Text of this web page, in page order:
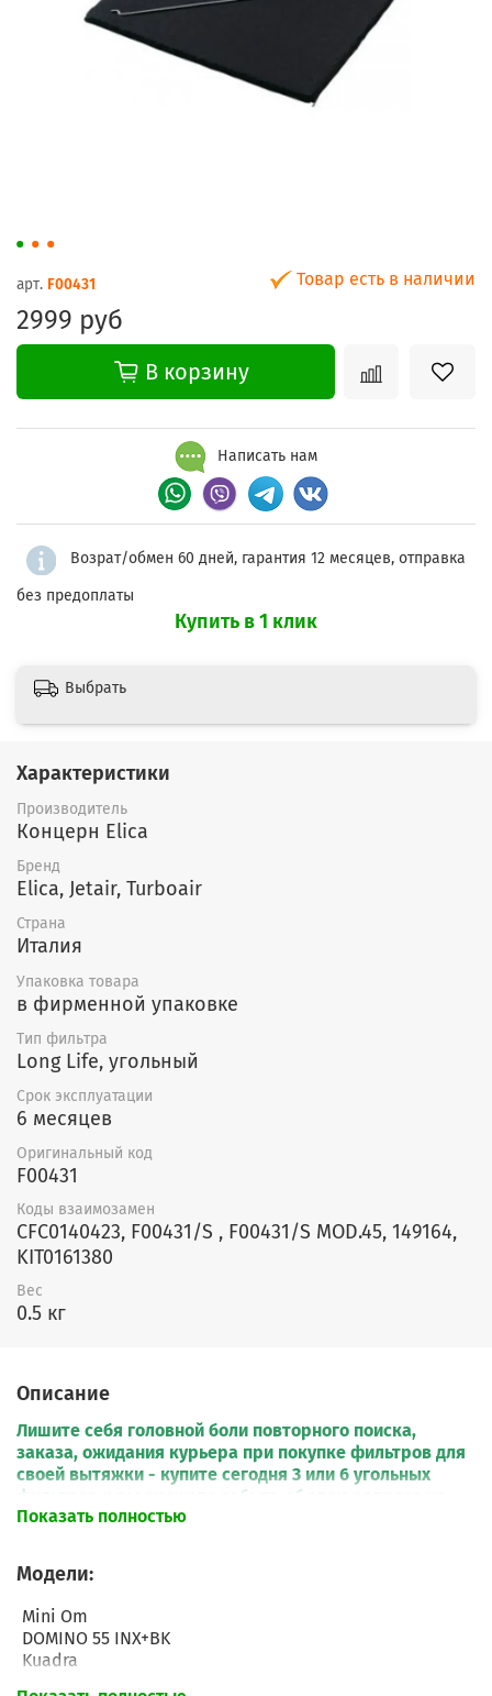
арт. F00431 Товар есть в наличии
2999 руб
В корзину
Написать нам
Возрат/обмен 60 дней, гарантия 12 месяцев, отправка
без предоплаты
Купить в 1 клик
Выбрать
Характеристики
Производитель
Концерн Elica
Бренд
Elica, Jetair, Turboair
Страна
Италия
Упаковка товара
в фирменной упаковке
Тип фильтра
Long Life, угольный
Срок эксплуатации
6 месяцев
Оригинальный код
F00431
Коды взаимозамен
CFC0140423, F00431/S , F00431/S MOD.45, 149164,
KIT0161380
Вес
0.5 кг
Описание
Лишите себя головной боли повторного поиска,
заказа, ожидания курьера при покупке фильтров для
своей вытяжки - купите сегодня 3 или 6 угольных
фильтров и вы сможете забыть об этом вопросе на
1,5-3 года работы вытяжки.
Показать полностью
Модели:
Mini Om
DOMINO 55 INX+BK
Kuadra